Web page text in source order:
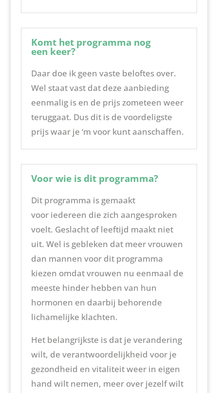
Komt het programma nog
een keer?
Daar doe ik geen vaste beloftes over.
Wel staat vast dat deze aanbieding
eenmalig is en de prijs zometeen weer
teruggaat. Dus dit is de voordeligste
prijs waar je ‘m voor kunt aanschaffen.
Voor wie is dit programma?
Dit programma is gemaakt
voor iedereen die zich aangesproken
voelt. Geslacht of leeftijd maakt niet
uit. Wel is gebleken dat meer vrouwen
dan mannen voor dit programma
kiezen omdat vrouwen nu eenmaal de
meeste hinder hebben van hun
hormonen en daarbij behorende
lichamelijke klachten.
Het belangrijkste is dat je verandering
wilt, de verantwoordelijkheid voor je
gezondheid en vitaliteit weer in eigen
hand wilt nemen, meer over jezelf wilt